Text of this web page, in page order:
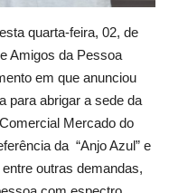
quarta-feira, 02, de
Amigos da Pessoa
em que anunciou
para abrigar a sede da
Mercado do
da “Anjo Azul” e
outras demandas,